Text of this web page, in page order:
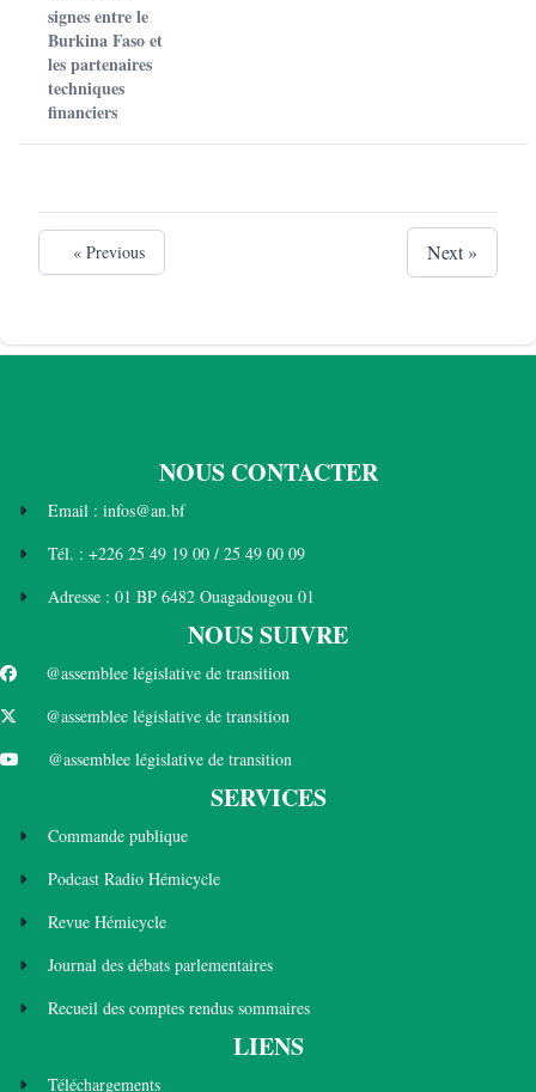
signes entre le
Burkina Faso et
les partenaires
techniques
financiers
« Previous Next »
NOUS CONTACTER
Email : infos@an.bf
Tél. : +226 25 49 19 00 / 25 49 00 09
Adresse : 01 BP 6482 Ouagadougou 01
NOUS SUIVRE
@assemblee législative de transition
@assemblee législative de transition
@assemblee législative de transition
SERVICES
Commande publique
Podcast Radio Hémicycle
Revue Hémicycle
Journal des débats parlementaires
Recueil des comptes rendus sommaires
LIENS
Téléchargements